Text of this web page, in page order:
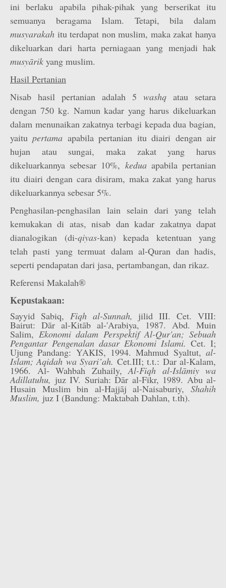
ini berlaku apabila pihak-pihak yang berserikat itu
semuanya beragama Islam. Tetapi, bila dalam
musyarakah itu terdapat non muslim, maka zakat hanya
dikeluarkan dari harta perniagaan yang menjadi hak
musyārik yang muslim.
Hasil Pertanian
Nisab hasil pertanian adalah 5 washq atau setara
dengan 750 kg. Namun kadar yang harus dikeluarkan
dalam menunaikan zakatnya terbagi kepada dua bagian,
yaitupertama apabila pertanian itu diairi dengan air
hujan atau sungai, maka zakat yang harus
dikeluarkannya sebesar 10%, kedua apabila pertanian
itu diairi dengan cara disiram, maka zakat yang harus
dikeluarkannya sebesar 5%.
Penghasilan-penghasilan lain selain dari yang telah
kemukakan di atas, nisab dan kadar zakatnya dapat
dianalogikan (di-qiyas-kan) kepada ketentuan yang
telah pasti yang termuat dalam al-Quran dan hadis,
seperti pendapatan dari jasa, pertambangan, dan rikaz.
Referensi Makalah®
Kepustakaan:
Sayyid Sabiq, Fiqh al-Sunnah, jilid III. Cet. VIII:
Bairut: Dār al-Kitāb al-'Arabiya, 1987. Abd. Muin
Salim, Ekonomi dalam Perspektif Al-Qur'an; Sebuah
Pengantar Pengenalan dasar Ekonomi Islami. Cet. I;
Ujung Pandang: YAKIS, 1994. Mahmud Syaltut, al-
Islam; Aqidah wa Syari’ah. Cet.III; t.t.: Dar al-Kalam,
1966. Al- Wahbah Zuhaily,Al-Fiqh al-Islāmiy wa
Adillatuhu, juz IV. Suriah: Dār al-Fikr, 1989. Abu al-
Husain Muslim bin al-Hajjāj al-Naisaburiy, Shahih
Muslim, juz I (Bandung: Maktabah Dahlan, t.th).